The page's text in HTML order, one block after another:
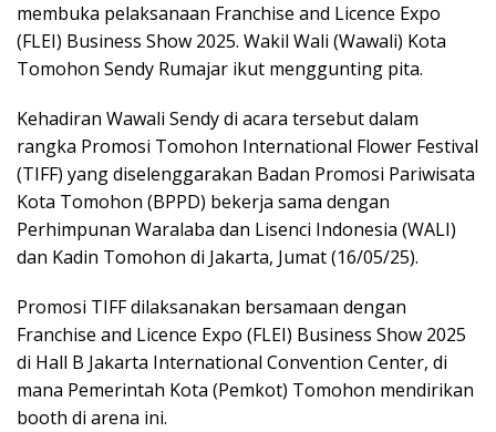
membuka pelaksanaan Franchise and Licence Expo
(FLEI) Business Show 2025. Wakil Wali (Wawali) Kota
Tomohon Sendy Rumajar ikut menggunting pita.
Kehadiran Wawali Sendy di acara tersebut dalam
rangka Promosi Tomohon International Flower Festival
(TIFF) yang diselenggarakan Badan Promosi Pariwisata
Kota Tomohon (BPPD) bekerja sama dengan
Perhimpunan Waralaba dan Lisenci Indonesia (WALI)
dan Kadin Tomohon di Jakarta, Jumat (16/05/25).
Promosi TIFF dilaksanakan bersamaan dengan
Franchise and Licence Expo (FLEI) Business Show 2025
di Hall B Jakarta International Convention Center, di
mana Pemerintah Kota (Pemkot) Tomohon mendirikan
booth di arena ini.